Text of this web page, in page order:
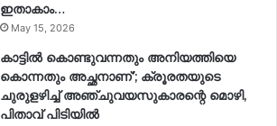
ഇതാകാം…
May 15, 2026
കാട്ടിൽ കൊണ്ടുവന്നതും അനിയത്തിയെ
കൊന്നതും അച്ഛനാണ്’; ക്രൂരതയുടെ
ചുരുളഴിച്ച് അഞ്ചുവയസുകാരന്റെ മൊഴി,
പിതാവ് പിടിയിൽ